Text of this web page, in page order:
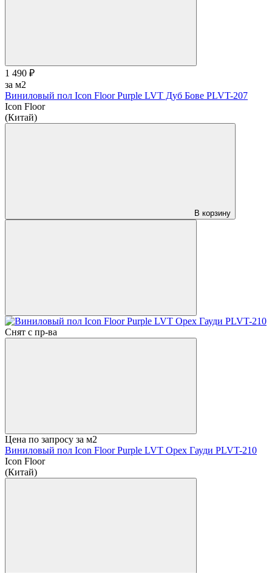
1 490 ₽
за м2
Виниловый пол Icon Floor Purple LVT Дуб Бове PLVT-207
Icon Floor
(Китай)
В корзину
Снят с пр-ва
Цена по запросу за м2
Виниловый пол Icon Floor Purple LVT Орех Гауди PLVT-210
Icon Floor
(Китай)